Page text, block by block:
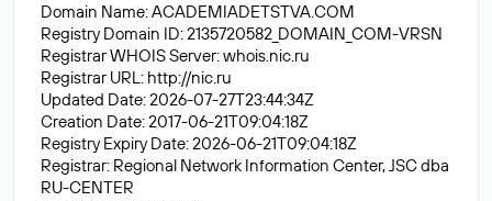
Domain Name: ACADEMIADETSTVA.COM
Registry Domain ID: 2135720582_DOMAIN_COM-VRSN
Registrar WHOIS Server: whois.nic.ru
Registrar URL: http://nic.ru
Updated Date: 2026-07-27T23:44:34Z
Creation Date: 2017-06-21T09:04:18Z
Registry Expiry Date: 2026-06-21T09:04:18Z
Registrar: Regional Network Information Center, JSC dba
RU-CENTER